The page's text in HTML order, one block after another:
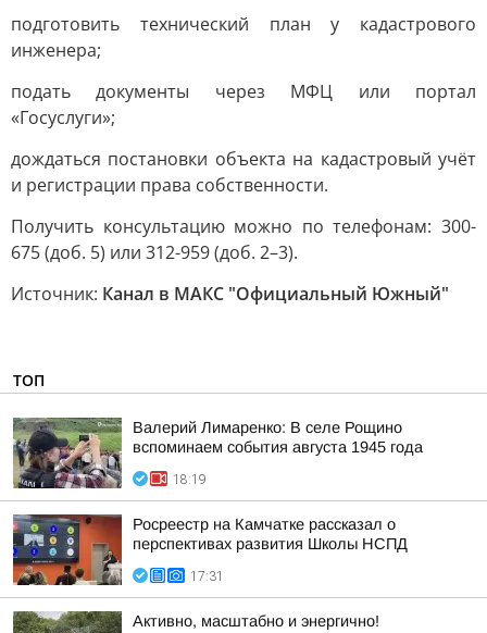
подготовить технический план у кадастрового
инженера;
подать документы через МФЦ или портал
«Госуслуги»;
дождаться постановки объекта на кадастровый учёт
и регистрации права собственности.
Получить консультацию можно по телефонам: 300-
675 (доб. 5) или 312-959 (доб. 2–3).
Источник: Канал в МАКС "Официальный Южный"
ТОП
Валерий Лимаренко: В селе Рощино
вспоминаем события августа 1945 года
18:19
Росреестр на Камчатке рассказал о
перспективах развития Школы НСПД
17:31
Активно, масштабно и энергично!